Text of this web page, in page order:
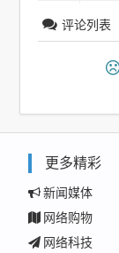
评论列表
更多精彩
新闻媒体
网络购物
网络科技